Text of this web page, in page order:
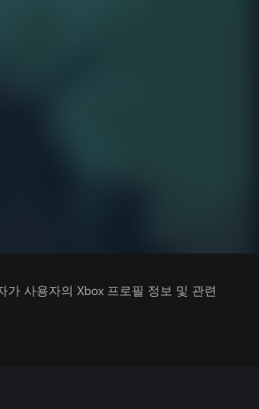
사용자의 Xbox 프로필 정보 및 관련